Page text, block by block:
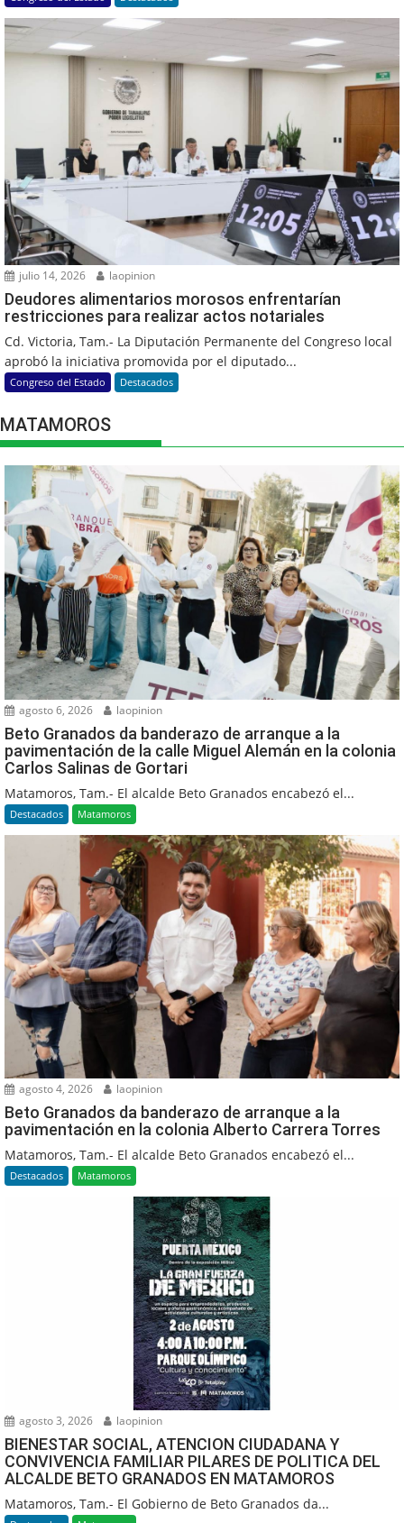
julio 14, 2026 laopinion
Deudores alimentarios morosos enfrentarían
restricciones para realizar actos notariales
Cd. Victoria, Tam.- La Diputación Permanente del Congreso local
aprobó la iniciativa promovida por el diputado...
Congreso del Estado Destacados
MATAMOROS
agosto 6, 2026 laopinion
Beto Granados da banderazo de arranque a la
pavimentación de la calle Miguel Alemán en la colonia
Carlos Salinas de Gortari
Matamoros, Tam.- El alcalde Beto Granados encabezó el...
Destacados Matamoros
agosto 4, 2026 laopinion
Beto Granados da banderazo de arranque a la
pavimentación en la colonia Alberto Carrera Torres
Matamoros, Tam.- El alcalde Beto Granados encabezó el...
Destacados Matamoros
agosto 3, 2026 laopinion
BIENESTAR SOCIAL, ATENCION CIUDADANA Y
CONVIVENCIA FAMILIAR PILARES DE POLITICA DEL
ALCALDE BETO GRANADOS EN MATAMOROS
Matamoros, Tam.- El Gobierno de Beto Granados da...